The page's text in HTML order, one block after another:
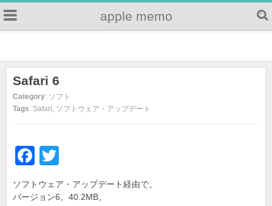
apple memo
Safari 6
Category: ソフト
Tags: Safari, ソフトウェア・アップデート
F
a
c
tt
ソフトウェア・アップデート経由で。
バージョン6。40.2MB。